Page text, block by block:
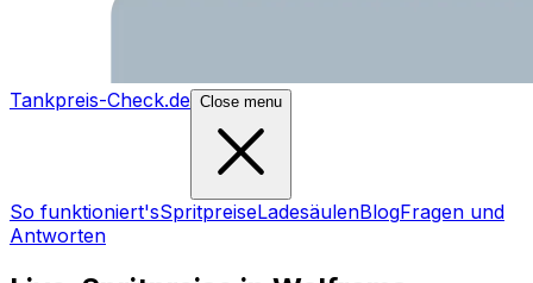
Tankpreis-Check.de Close menu
So funktioniert'sSpritpreiseLadesäulenBlogFragen und
Antworten